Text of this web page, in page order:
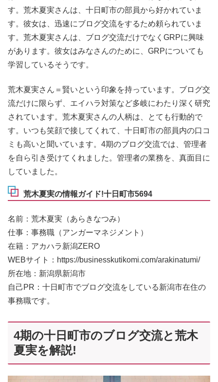
す。荒木夏実さんは、十日町市の部員から好かれていま
す。彼女は、迅速にブログ交流をするため頼られていま
す。荒木夏実さんは、ブログ交流だけでなくGRPに興味
があります。彼女はみなさんのために、GRPについても
学習しているそうです。
荒木夏実さん＝賢いという印象を持っています。ブログ交
流だけに限らず、エイハラ対策など多岐にわたり深く研究
されています。荒木夏実さんの人柄は、とても行動的で
す。いつも笑顔で接してくれて、十日町市の部員内の口コ
ミも高いと聞いています。4期のブログ交流では、管理者
を自ら引き受けてくれました。管理者の業務を、真面目に
していました。
荒木夏実の情報ガイド!十日町市5694
名前：荒木夏実（あらきなつみ）
仕事：事務職（アンガーマネジメント）
在籍：アカハラ新潟ZERO
WEBサイト：https://businesskutikomi.com/arakinatumi/
所在地：新潟県新潟市
自己PR：十日町市でブログ交流をしている新潟市在住の
事務職です。
4期の十日町市のブログ交流と荒木
夏実を解説!